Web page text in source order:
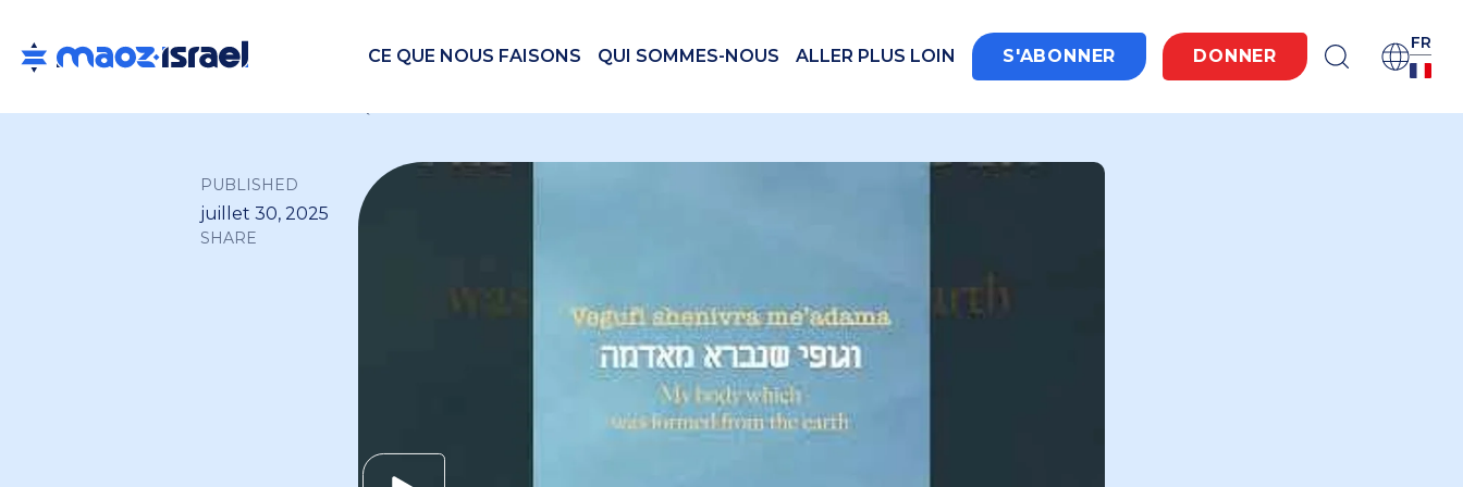
CE QUE NOUS FAISONS QUI SOMMES-NOUS ALLER PLUS LOIN S'ABONNER DONNER
FR
PUBLISHED
juillet 30, 2025
SHARE